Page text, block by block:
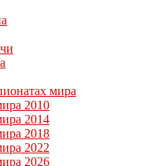
мира
2010
2014
2018
2022
2026